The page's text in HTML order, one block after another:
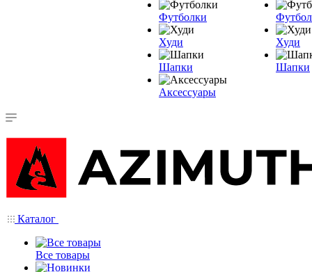
Футболки
Худи
Шапки
Аксессуары
Худи
Шапки
Каталог
Все товары